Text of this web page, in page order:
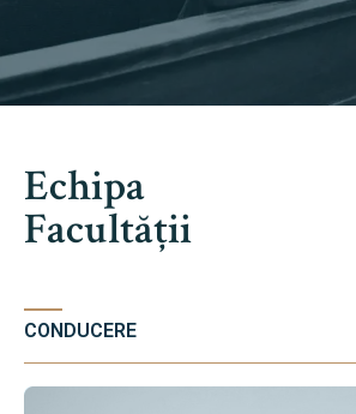
Echipa
Facultății
CONDUCERE